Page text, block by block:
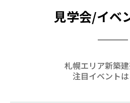
見学会/イベ
札幌エリア新築
注目イベント